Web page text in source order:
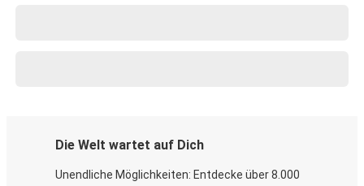
Die Welt wartet auf Dich
Unendliche Möglichkeiten: Entdecke über 8.000